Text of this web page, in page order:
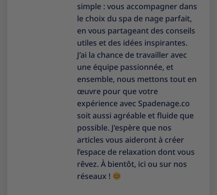
simple : vous accompagner dans
le choix du spa de nage parfait,
en vous partageant des conseils
utiles et des idées inspirantes.
J’ai la chance de travailler avec
une équipe passionnée, et
ensemble, nous mettons tout en
œuvre pour que votre
expérience avec Spadenage.co
soit aussi agréable et fluide que
possible. J’espère que nos
articles vous aideront à créer
l’espace de relaxation dont vous
rêvez. À bientôt, ici ou sur nos
réseaux !